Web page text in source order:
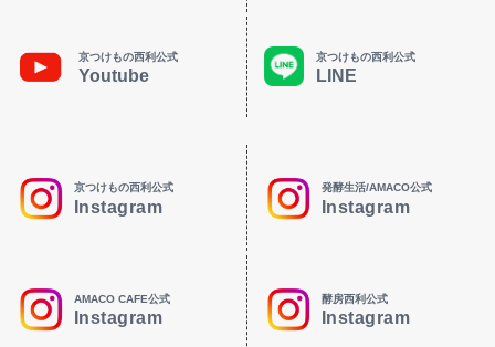
京つけもの西利公式
Youtube
京つけもの西利公式
LINE
京つけもの西利公式
Instagram
発酵生活/AMACO公式
Instagram
AMACO CAFE公式
Instagram
酵房西利公式
Instagram